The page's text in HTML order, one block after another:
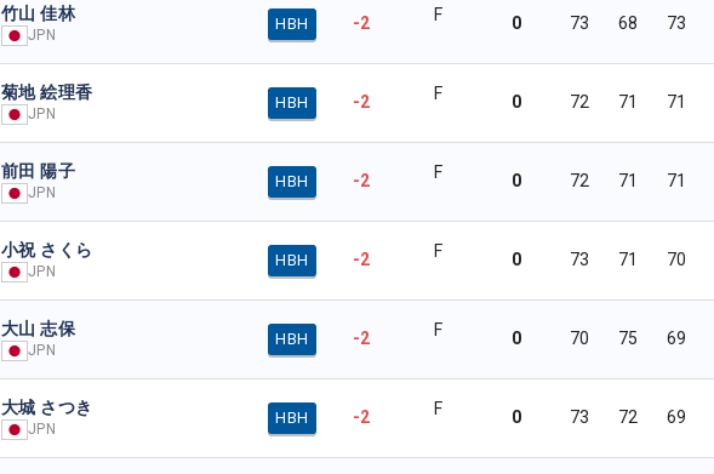
竹山 佳林
JPN
HBH -2 F 0 73 68 73
菊地 絵理香
JPN
HBH -2 F 0 72 71 71
前田 陽子
JPN
HBH -2 F 0 72 71 71
小祝 さくら
JPN
HBH -2 F 0 73 71 70
大山 志保
JPN
HBH -2 F 0 70 75 69
大城 さつき
JPN
HBH -2 F 0 73 72 69